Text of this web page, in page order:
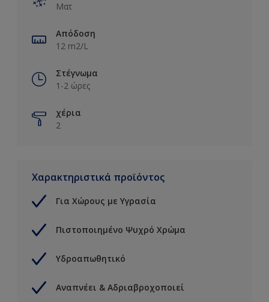
Ματ
Απόδοση
12 m2/L
Στέγνωμα
1-2 ώρες
χέρια
2
Χαρακτηριστικά προϊόντος
Για Χώρους με Υγρασία
Πιστοποιημένο Ψυχρό Χρώμα
Υδροαπωθητικό
Αναπνέει & Αδριαβροχοποιεί